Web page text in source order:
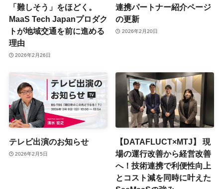
「難しそう」をほどく。
MaaS Tech Japanプロダク
トが地域交通を前に進める
理由
2026年2月26日
連携パートナー紹介ページ
の更新
2026年2月20日
テレビ出演のお知らせ
2026年2月5日
【DATAFLUCT×MTJ】 現
場の運行改善から経営改善
へ！技術連携で利便性向上
とコスト減を同時に叶えた